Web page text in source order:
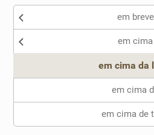
Dicionário
Nenhum dos sinônimos em breve
em cima
em cima da
em cima
em cima de